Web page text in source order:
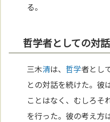
る。
哲学者としての対
三木清は、 哲学者とし
との対話を続けた。彼
ことはなく、むしろそ
を行った。彼の考え方